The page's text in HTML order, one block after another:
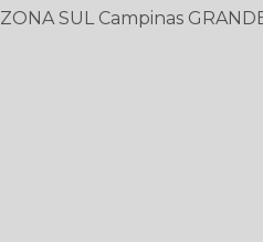
ZONA SUL Campinas